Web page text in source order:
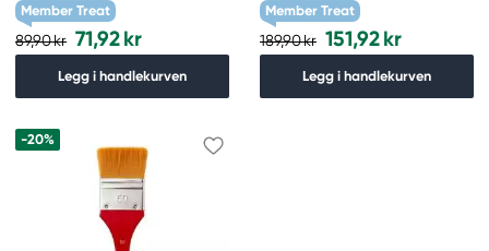
Member Treat
89,90 kr 71,92 kr
Legg i handlekurven
Member Treat
189,90 kr 151,92 kr
Legg i handlekurven
-20%